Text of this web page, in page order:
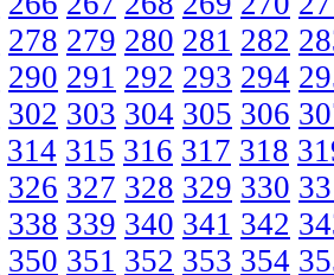
278 279 280 281 282
290 291 292 293 294
302 303 304 305 306
314 315 316 317 318
326 327 328 329 330
338 339 340 341 342
350 351 352 353 354